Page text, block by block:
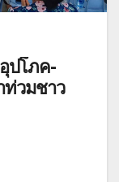
ปโภค-
ท่วมชาว